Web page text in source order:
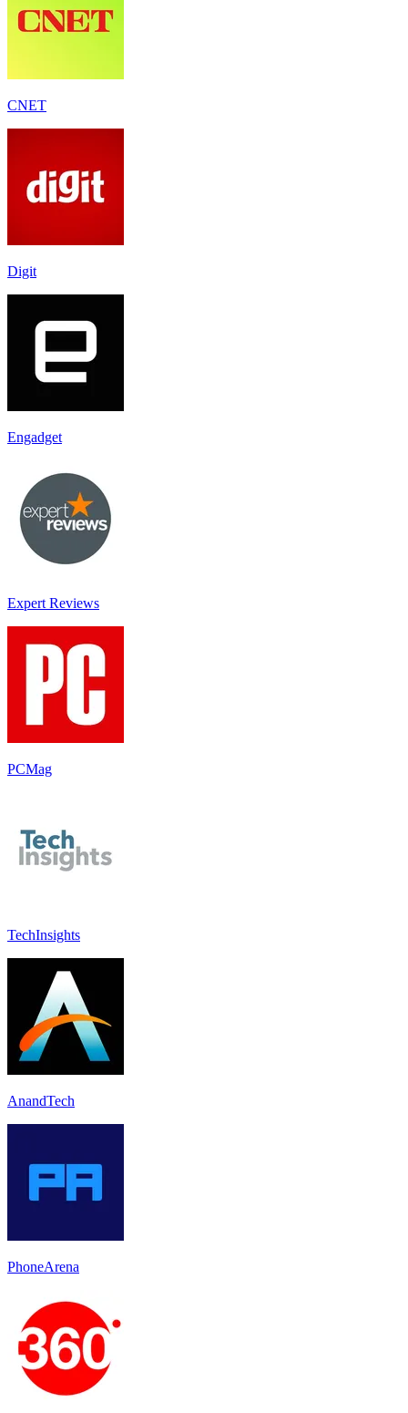
CNET
Digit
Engadget
Expert Reviews
PCMag
TechInsights
AnandTech
PhoneArena